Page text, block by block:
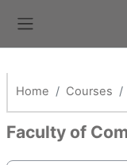
Home Courses
Faculty of